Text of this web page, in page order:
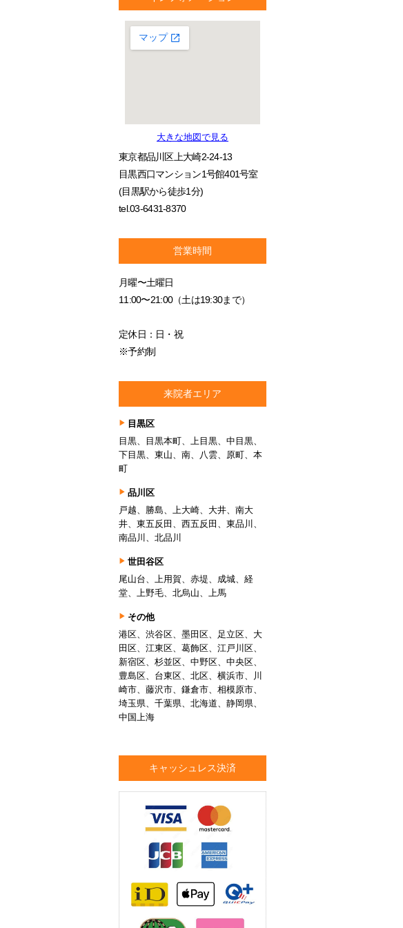
大きな地図で見る
東京都品川区上大崎2-24-13
目黒西口マンション1号館401号室
(目黒駅から徒歩1分)
tel.03-6431-8370
営業時間
月曜〜土曜日
11:00〜21:00（土は19:30まで）
定休日：日・祝
※予約制
来院者エリア
目黒区
目黒、目黒本町、上目黒、中目黒、
下目黒、東山、南、八雲、原町、本
町
品川区
戸越、勝島、上大崎、大井、南大
井、東五反田、西五反田、東品川、
南品川、北品川
世田谷区
尾山台、上用賀、赤堤、成城、経
堂、上野毛、北烏山、上馬
その他
港区、渋谷区、墨田区、足立区、大
田区、江東区、葛飾区、江戸川区、
新宿区、杉並区、中野区、中央区、
豊島区、台東区、北区、横浜市、川
崎市、藤沢市、鎌倉市、相模原市、
埼玉県、千葉県、北海道、静岡県、
中国上海
キャッシュレス決済